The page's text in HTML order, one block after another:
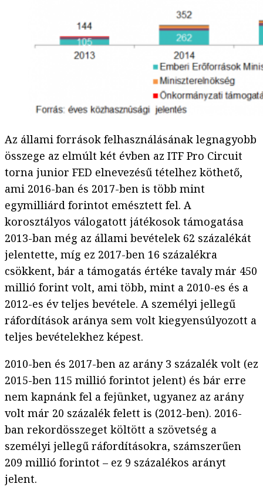
Az állami források felhasználásának legnagyobb
összege az elmúlt két évben az ITF Pro Circuit
torna junior FED elnevezésű tételhez köthető,
ami 2016-ban és 2017-ben is több mint
egymilliárd forintot emésztett fel. A
korosztályos válogatott játékosok támogatása
2013-ban még az állami bevételek 62 százalékát
jelentette, míg ez 2017-ben 16 százalékra
csökkent, bár a támogatás értéke tavaly már 450
millió forint volt, ami több, mint a 2010-es és a
2012-es év teljes bevétele. A személyi jellegű
ráfordítások aránya sem volt kiegyensúlyozott a
teljes bevételekhez képest.
2010-ben és 2017-ben az arány 3 százalék volt (ez
2015-ben 115 millió forintot jelent) és bár erre
nem kapnánk fel a fejünket, ugyanez az arány
volt már 20 százalék felett is (2012-ben). 2016-
ban rekordösszeget költött a szövetség a
személyi jellegű ráfordításokra, számszerűen
209 millió forintot – ez 9 százalékos arányt
jelent.